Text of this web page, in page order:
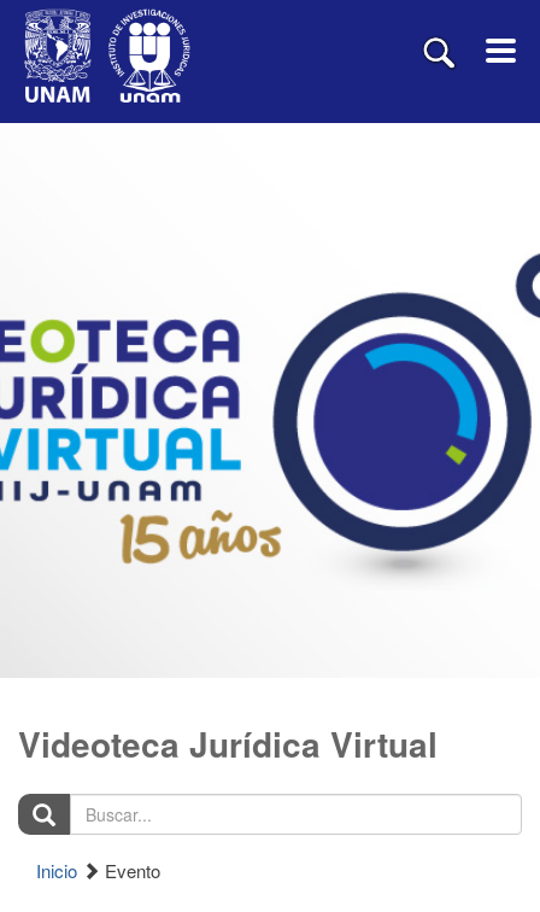
Videoteca Jurídica Virtual
Buscar...
Inicio Evento